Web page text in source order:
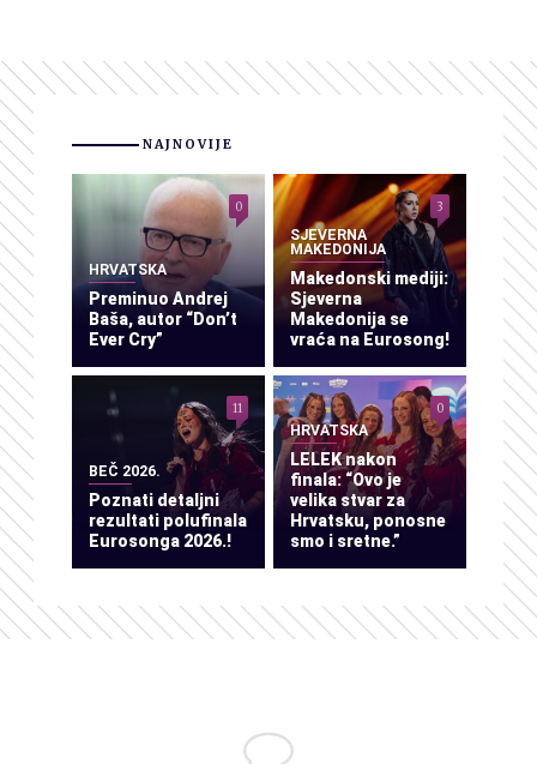
NAJNOVIJE
HRVATSKA
Preminuo Andrej
Baša, autor “Don’t
Ever Cry”
0
SJEVERNA
MAKEDONIJA
Makedonski mediji:
Sjeverna
Makedonija se
vraća na Eurosong!
3
BEČ 2026.
Poznati detaljni
rezultati polufinala
Eurosonga 2026.!
11
HRVATSKA
LELEK nakon
finala: “Ovo je
velika stvar za
Hrvatsku, ponosne
smo i sretne.”
0